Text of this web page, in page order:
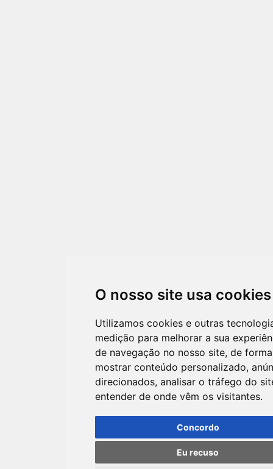
O nosso site usa cookies
Utilizamos cookies e outras
medição para melhorar a sua
de navegação no nosso site, de
mostrar conteúdo personalizado,
direcionados, analisar o tráfego do
entender de onde vêm os visitantes.
Concordo
Eu recuso